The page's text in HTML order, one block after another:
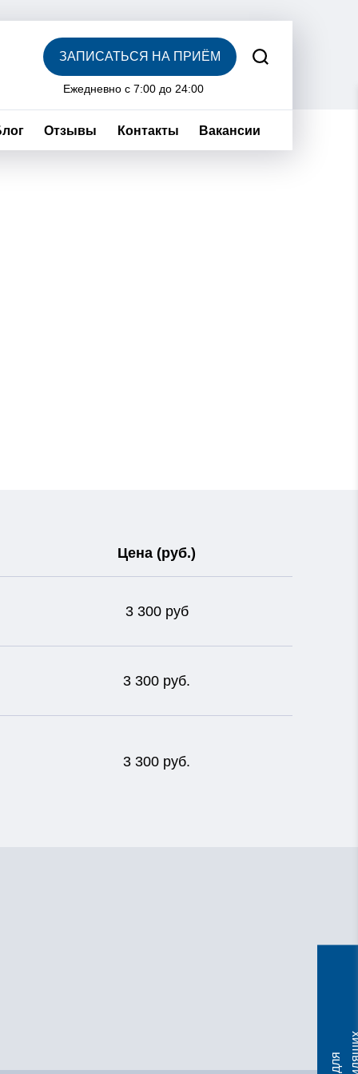
ЗАПИСАТЬСЯ НА ПРИЁМ
Ежедневно с 7:00 до 24:00
Отзывы Контакты Вакансии
Цена (руб.)
3 300 руб
3 300 руб.
3 300 руб.